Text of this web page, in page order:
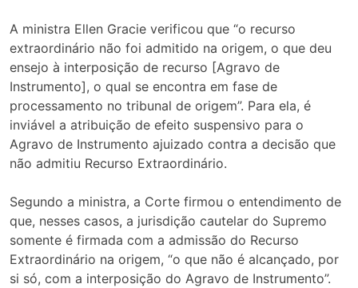
A ministra Ellen Gracie verificou que “o recurso
extraordinário não foi admitido na origem, o que deu
ensejo à interposição de recurso [Agravo de
Instrumento], o qual se encontra em fase de
processamento no tribunal de origem”. Para ela, é
inviável a atribuição de efeito suspensivo para o
Agravo de Instrumento ajuizado contra a decisão que
não admitiu Recurso Extraordinário.
Segundo a ministra, a Corte firmou o entendimento de
que, nesses casos, a jurisdição cautelar do Supremo
somente é firmada com a admissão do Recurso
Extraordinário na origem, “o que não é alcançado, por
si só, com a interposição do Agravo de Instrumento”.